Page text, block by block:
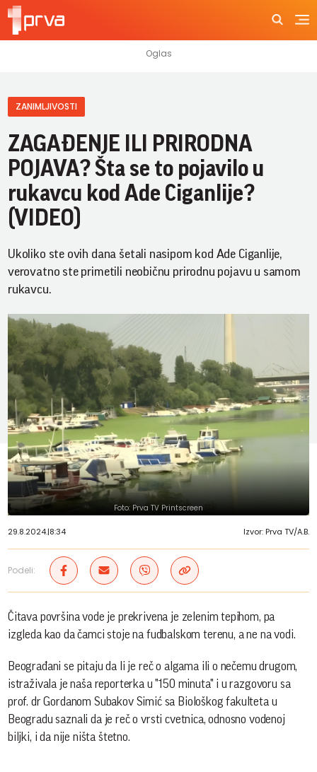
ZANIMLJIVOSTI
ZAGAĐENJE ILI PRIRODNA
POJAVA? Šta se to pojavilo u
rukavcu kod Ade Ciganlije?
(VIDEO)
Ukoliko ste ovih dana šetali nasipom kod Ade Ciganlije,
verovatno ste primetili neobičnu prirodnu pojavu u samom
rukavcu.
Foto: Prva TV Printscreen
29.8.2024.|8:34 Izvor: Prva TV/A.B.
Podeli:
Čitava površina vode je prekrivena je zelenim tepihom, pa
izgleda kao da čamci stoje na fudbalskom terenu, a ne na vodi.
Beograđani se pitaju da li je reč o algama ili o nečemu drugom,
istraživala je naša reporterka u "150 minuta" i u razgovoru sa
prof. dr Gordanom Subakov Simić sa Biološkog fakulteta u
Beogradu saznali da je reč o vrsti cvetnica, odnosno vodenoj
biljki, i da nije ništa štetno.